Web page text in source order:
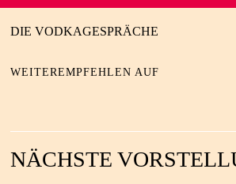
DIE VODKAGESPRÄCHE
WEITEREMPFEHLEN AUF
NÄCHSTE